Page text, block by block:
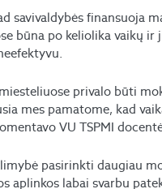
savivaldybės finansuoja
būna po keliolika vaikų ir
privalo būti
mes pamatome, kad
VU TSPMI
pasirinkti daugiau
aplinkos labai svarbu